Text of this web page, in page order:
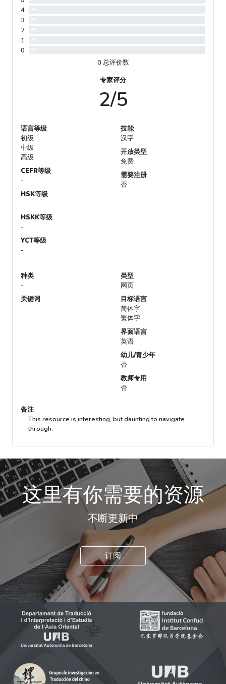
4
3
2
1
0
0 总评价数
专家评分
2/5
语言等级
初级
中级
高级
CEFR等级
-
HSK等级
-
HSKK等级
-
YCT等级
-
技能
汉字
开放类型
免费
需要注册
否
种类
-
关键词
-
类型
网页
目标语言
简体字
繁体字
界面语言
英语
幼儿/青少年
否
教师专用
否
备注
This resource is interesting, but daunting to navigate
through.
这里有你需要的资源
不断更新中
订阅